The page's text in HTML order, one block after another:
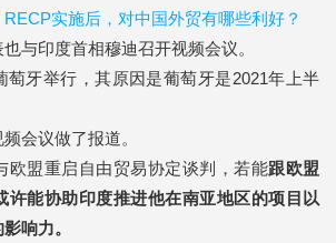
RECP实施后，对中国外贸有哪些利好？
与印度首相穆迪召开视频会议。
萄牙举行，其原因是葡萄牙是2021年上半
会议做了报道。
欧盟重启自由贸易协定谈判，若能跟欧盟
许能协助印度推进他在南亚地区的项目以
响力。